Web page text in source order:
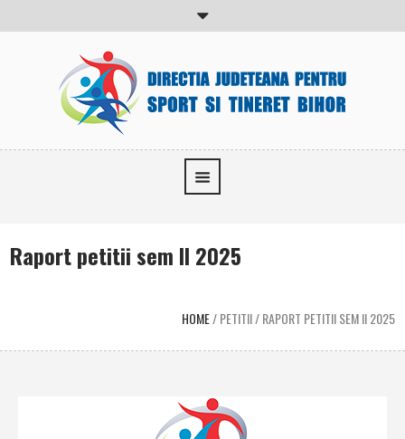
Raport petitii sem II 2025
HOME/PETITII/RAPORT PETITII SEM II 2025